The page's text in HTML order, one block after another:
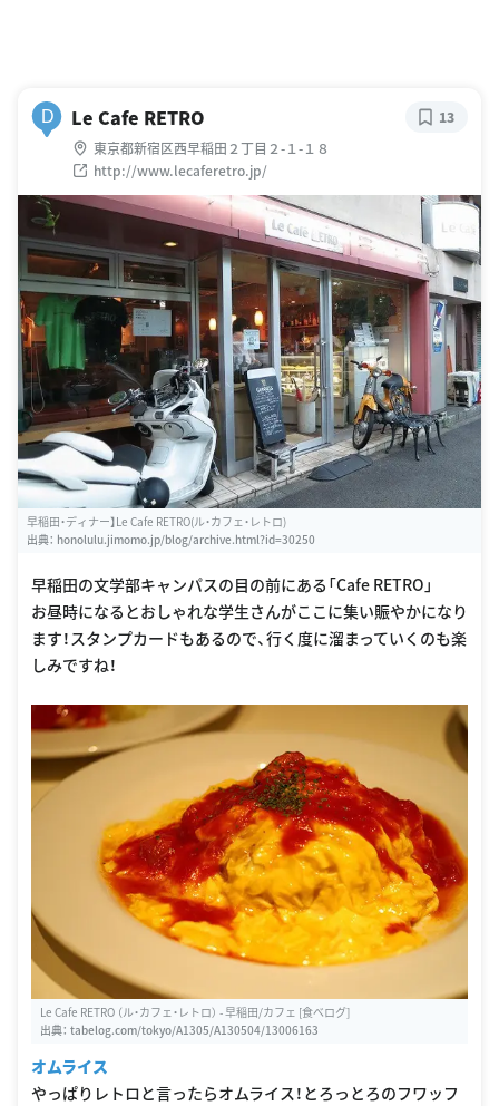
D Le Cafe RETRO
東京都新宿区西早稲田２丁目２-１-１８
http://www.lecaferetro.jp/
13
早稲田・ディナー】Le Cafe RETRO(ル・カフェ・レトロ)
出典： honolulu.jimomo.jp/blog/archive.html?id=30250
早稲田の文学部キャンパスの目の前にある「Cafe RETRO」
お昼時になるとおしゃれな学生さんがここに集い賑やかになり
ます！スタンプカードもあるので、行く度に溜まっていくのも楽
しみですね！
Le Cafe RETRO （ル・カフェ・レトロ） - 早稲田/カフェ [食べログ]
出典： tabelog.com/tokyo/A1305/A130504/13006163
オムライス
やっぱりレトロと言ったらオムライス！とろっとろのフワッフ